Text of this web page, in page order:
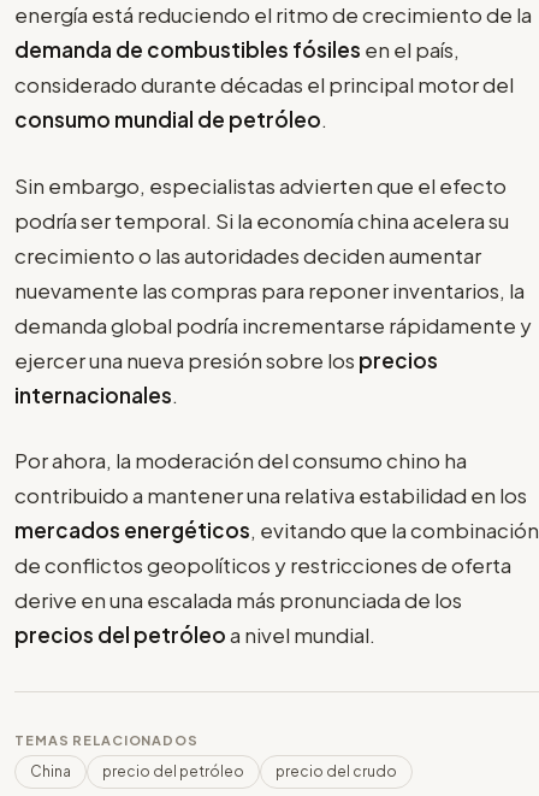
energía está reduciendo el ritmo de crecimiento de la
demanda de combustibles fósiles en el país,
considerado durante décadas el principal motor del
consumo mundial de petróleo.
Sin embargo, especialistas advierten que el efecto
podría ser temporal. Si la economía china acelera su
crecimiento o las autoridades deciden aumentar
nuevamente las compras para reponer inventarios, la
demanda global podría incrementarse rápidamente y
ejercer una nueva presión sobre los precios
internacionales.
Por ahora, la moderación del consumo chino ha
contribuido a mantener una relativa estabilidad en los
mercados energéticos, evitando que la combinación
de conflictos geopolíticos y restricciones de oferta
derive en una escalada más pronunciada de los
precios del petróleoa nivel mundial.
TEMAS RELACIONADOS
China precio del petróleo precio del crudo